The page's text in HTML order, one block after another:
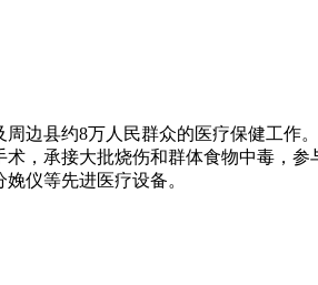
边县约8万人民群众的医疗保健工作。
，承接大批烧伤和群体食物中毒，参
仪等先进医疗设备。